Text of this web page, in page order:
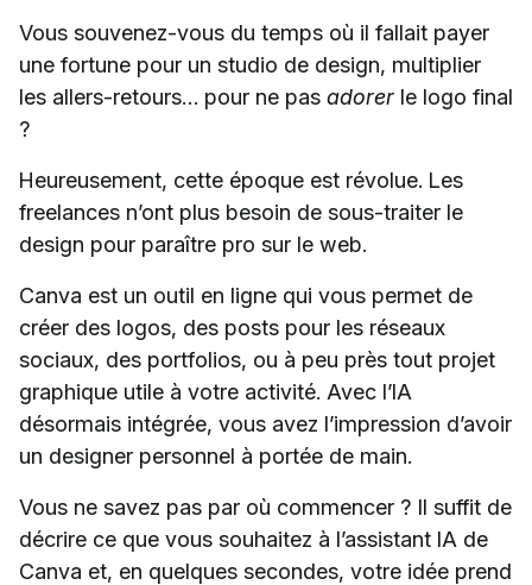
Vous souvenez-vous du temps où il fallait payer
une fortune pour un studio de design, multiplier
les allers-retours… pour ne pas adorer le logo final
?
Heureusement, cette époque est révolue. Les
freelances n’ont plus besoin de sous-traiter le
design pour paraître pro sur le web.
Canva est un outil en ligne qui vous permet de
créer des logos, des posts pour les réseaux
sociaux, des portfolios, ou à peu près tout projet
graphique utile à votre activité. Avec l’IA
désormais intégrée, vous avez l’impression d’avoir
un designer personnel à portée de main.
Vous ne savez pas par où commencer ? Il suffit de
décrire ce que vous souhaitez à l’assistant IA de
Canva et, en quelques secondes, votre idée prend